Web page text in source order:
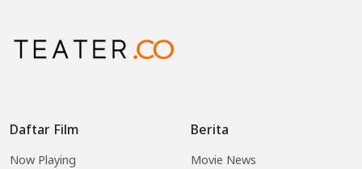
Daftar Film
Now Playing
Berita
Movie News